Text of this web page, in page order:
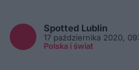
Spotted Lublin
17 października 2020,
Polska i świat